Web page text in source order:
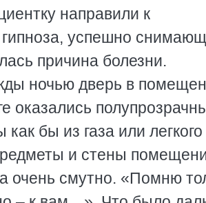
направили к
гипноза, успешно
причина болезни.
ночью дверь в
оказались
бы из газа или легкого
и стены
очень смутно. «Помню